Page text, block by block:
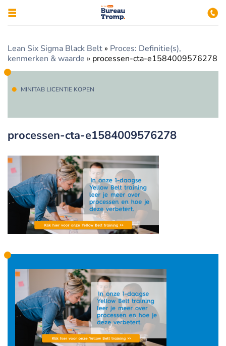
Lean Six Sigma Black Belt » Proces: Definitie(s),
kenmerken & waarde » processen-cta-e1584009576278
MINITAB LICENTIE KOPEN
processen-cta-e1584009576278